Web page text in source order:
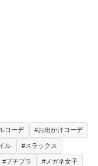
コーデ #お出かけコーデ
ル #スラックス
#プチプラ #メガネ女子